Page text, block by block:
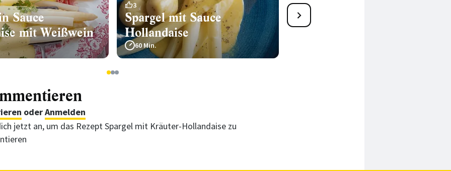
Sauce
mit Weißwein
3
Spargel mit Sauce
Hollandaise
60 Min.
3
Spargel mit Hollandaise
40 Min.
123
oderAnmelden
jetzt an, um das Rezept Spargel mit Kräuter-Hollandaise zu